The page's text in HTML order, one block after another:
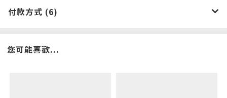
付款方式 (6)
您可能喜歡...